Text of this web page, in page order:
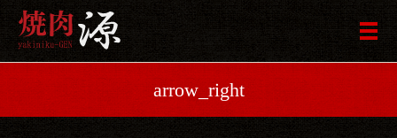
メ
arrow_right